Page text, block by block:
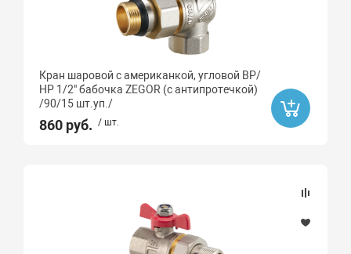
Кран шаровой с американкой, угловой ВР/
НР 1/2" бабочка ZEGOR (с антипротечкой)
/90/15 шт.уп./
860 руб. / шт.